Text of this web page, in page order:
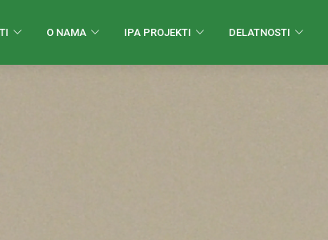
O NAMA IPA PROJEKTI DELATNOSTI